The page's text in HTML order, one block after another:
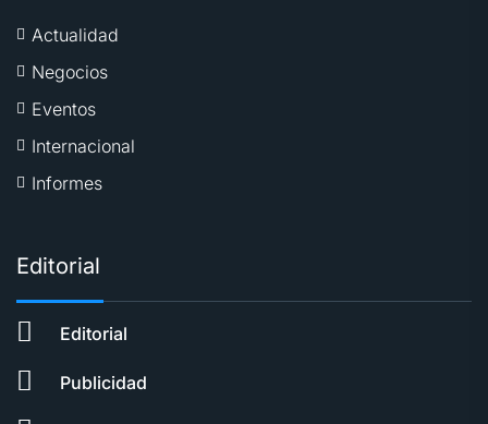
Actualidad
Negocios
Eventos
Internacional
Informes
Editorial
Editorial
Publicidad